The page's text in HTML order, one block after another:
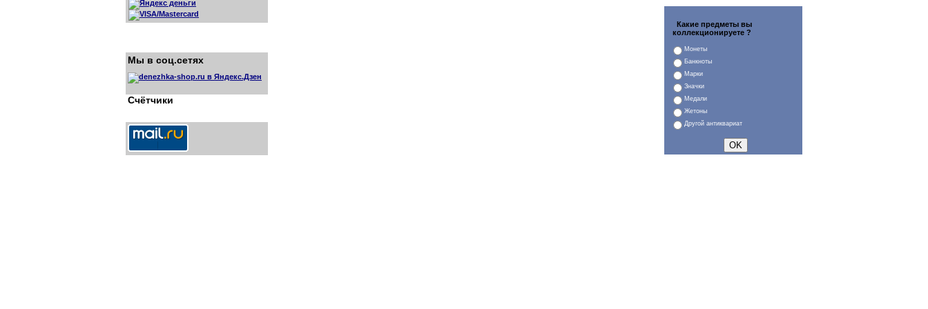
Мы в соц.сетях
Счётчики
Какие предметы вы
коллекционируете ?
Монеты
Банкноты
Марки
Значки
Медали
Жетоны
Другой антиквариат